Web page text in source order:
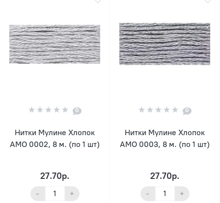
0
Нитки Мулине Хлопок
AMO 0002, 8 м. (по 1 шт)
27.70р.
- +
0
Нитки Мулине Хлопок
AMO 0003, 8 м. (по 1 шт)
27.70р.
- +